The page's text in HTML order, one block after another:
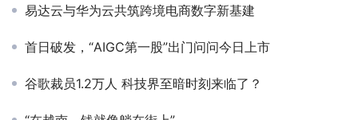
易达云与华为云共筑跨境电商数字新基建
首日破发，“AIGC第一股”出门问问今日上市
谷歌裁员1.2万人 科技界至暗时刻来临了？